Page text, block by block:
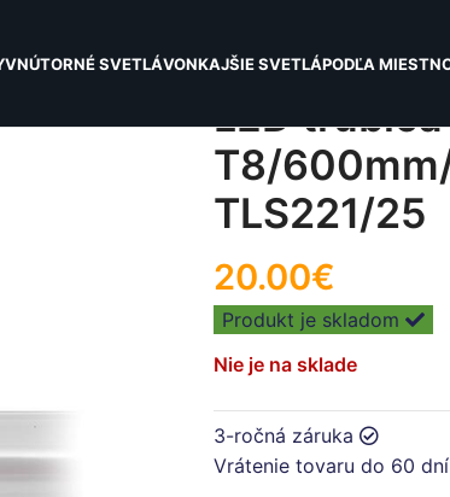
VNÚTORNÉ SVETLÁVONKAJŠIE SVETLÁPODĽA
LED trubica
T8/
TLS221/25
20.00€
Produkt je skladom
Nie je na sklade
3-ročná záruka
Vrátenie tovaru do 60 dní